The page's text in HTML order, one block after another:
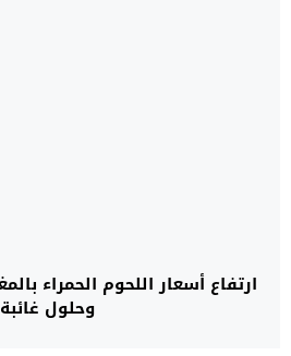
ارتفاع أسعار اللحوم الحمراء
وحلول غائبة